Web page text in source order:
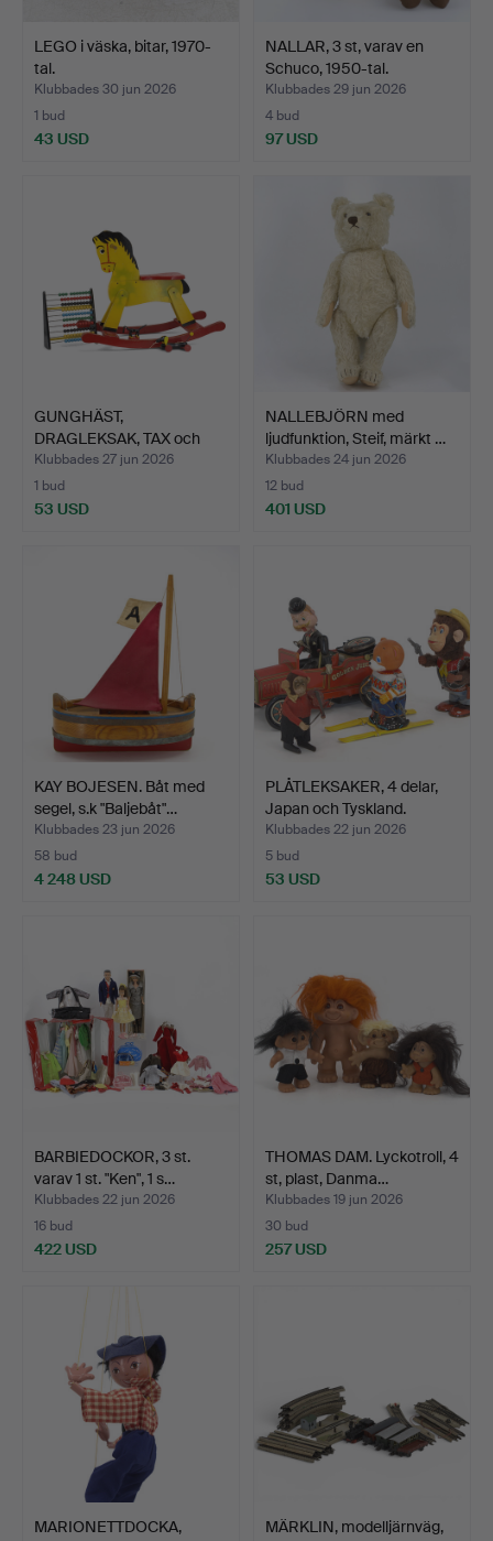
LEGO i väska, bitar, 1970-
tal.
Klubbades 30 jun 2026
1 bud
43 USD
NALLAR, 3 st, varav en
Schuco, 1950-tal.
Klubbades 29 jun 2026
4 bud
97 USD
GUNGHÄST,
DRAGLEKSAK, TAX och
KULRAM, 4 de…
Klubbades 27 jun 2026
1 bud
53 USD
NALLEBJÖRN med
ljudfunktion, Steif, märkt …
Klubbades 24 jun 2026
12 bud
401 USD
KAY BOJESEN. Båt med
segel, s.k "Baljebåt"…
Klubbades 23 jun 2026
58 bud
4 248 USD
PLÅTLEKSAKER, 4 delar,
Japan och Tyskland.
Klubbades 22 jun 2026
5 bud
53 USD
BARBIEDOCKOR, 3 st.
varav 1 st. "Ken", 1 s…
Klubbades 22 jun 2026
16 bud
422 USD
THOMAS DAM. Lyckotroll, 4
st, plast, Danma…
Klubbades 19 jun 2026
30 bud
257 USD
MARIONETTDOCKA,
MÄRKLIN, modelljärnväg,